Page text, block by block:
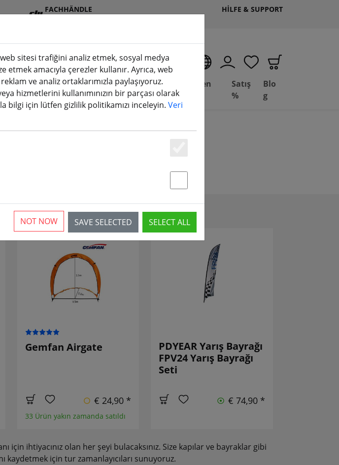
FACHHÄNDLE
HILFE & SUPPORT
Aksesuarl
ar(aktuelle Seite)
3D
baskı
Deal
Depot
Fesleğen
FPV
Satış
%
Blo
g
Gemfan Airgate
€ 24,90 *
33 Ürün yakın zamanda satıldı
PDYEAR Yarış Bayrağı
FPV24 Yarış Bayrağı
Seti
€ 74,90 *
için ihtiyacınız olan her şeyi bulacaksınız. Size kapılar ve bayraklar gibi
kaydetmek için tur zamanlayıcıları sunuyoruz.
sitesi trafiğini analiz etmek, sosyal medya
amacıyla çerezler kullanır. Ayrıca, web
ve analiz ortaklarımızla paylaşıyoruz.
hizmetlerini kullanımınızın bir parçası olarak
bilgi için lütfen gizlilik politikamızı inceleyin. Veri
SAVE SELECTED SELECT ALL
NOT NOW